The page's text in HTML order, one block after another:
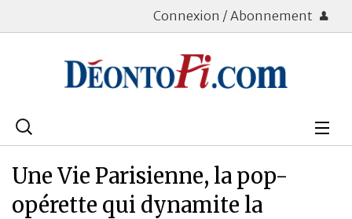
Connexion / Abonnement
Rechercher
Bourse
Une Vie Parisienne, la pop-
opérette qui dynamite la